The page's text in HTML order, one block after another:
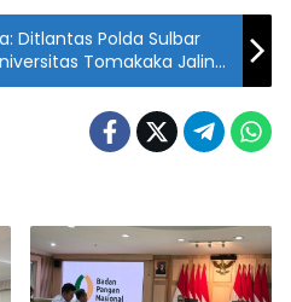
Ditlantas Polda Sulbar
Tomakaka Jalin
Soccer